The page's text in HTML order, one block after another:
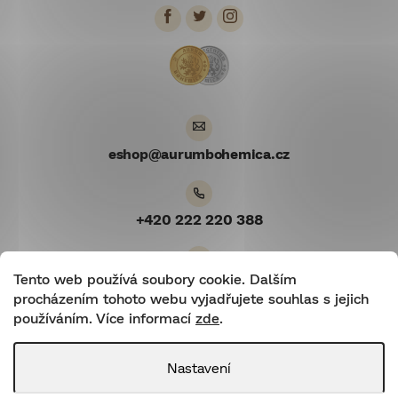
Tento web používá soubory cookie. Dalším
procházením tohoto webu vyjadřujete souhlas s jejich
používáním. Více informací zde.
Nastavení
eshop@aurumbohemica.cz
+420 222 220 388
Youtube